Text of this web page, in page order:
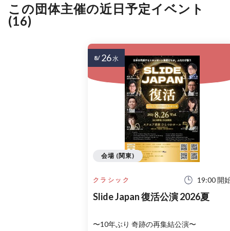
この団体主催の近日予定イベント
(16)
クラシック 19:00 開
Slide Japan 復活公演 2026夏
〜10年ぶり 奇跡の再集結公演〜
会場 (関東)
8/ 26水